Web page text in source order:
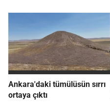
Ankara'daki tümülüsün sırrı
ortaya çıktı